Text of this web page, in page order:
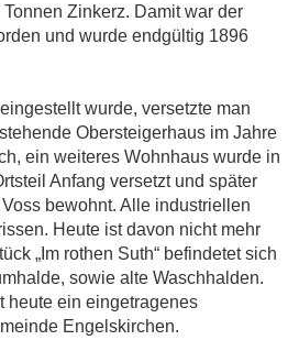
Zinkerz. Damit war der
und wurde endgültig 1896
wurde, versetzte man
Obersteigerhaus im Jahre
ein weiteres Wohnhaus wurde in
Anfang versetzt und später
bewohnt. Alle industriellen
Heute ist davon nicht mehr
„Im rothen Suth“ befindetet sich
sowie alte Waschhalden.
heute ein eingetragenes
Engelskirchen.